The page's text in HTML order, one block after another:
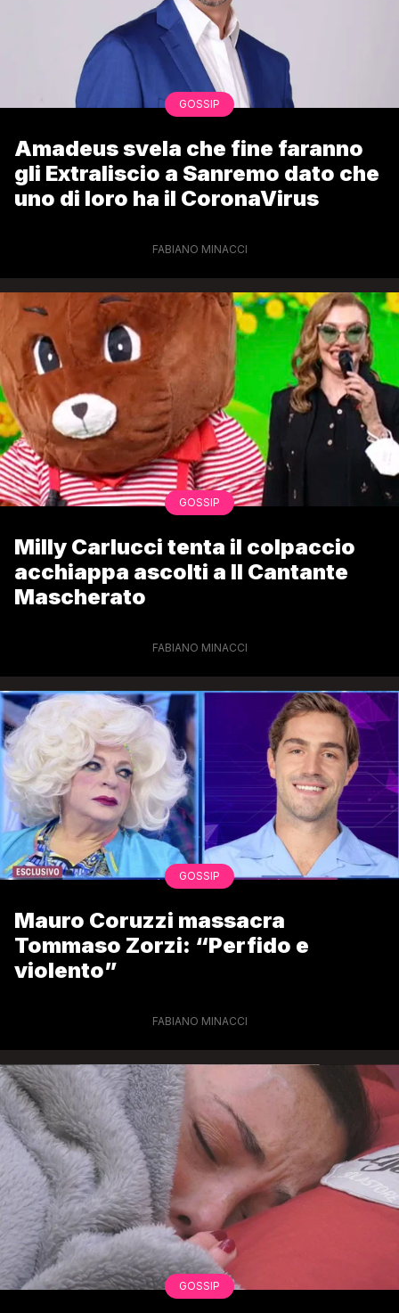
GOSSIP
Amadeus svela che fine faranno
gli Extraliscio a Sanremo dato che
uno di loro ha il CoronaVirus
FABIANO MINACCI
GOSSIP
Milly Carlucci tenta il colpaccio
acchiappa ascolti a Il Cantante
Mascherato
FABIANO MINACCI
GOSSIP
Mauro Coruzzi massacra
Tommaso Zorzi: “Perfido e
violento”
FABIANO MINACCI
GOSSIP